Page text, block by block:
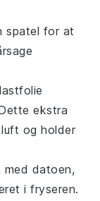
spatel for at
ekstra
og holder
datoen,
i fryseren.